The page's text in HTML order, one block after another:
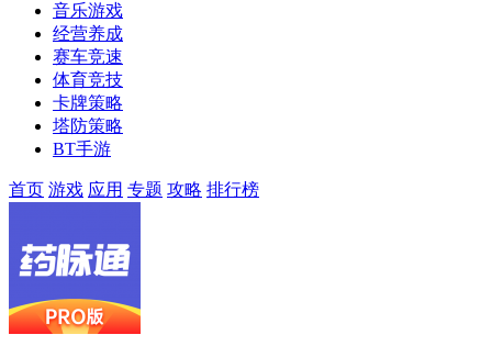
音乐游戏
经营养成
赛车竞速
体育竞技
卡牌策略
塔防策略
BT手游
首页 游戏 应用 专题 攻略 排行榜